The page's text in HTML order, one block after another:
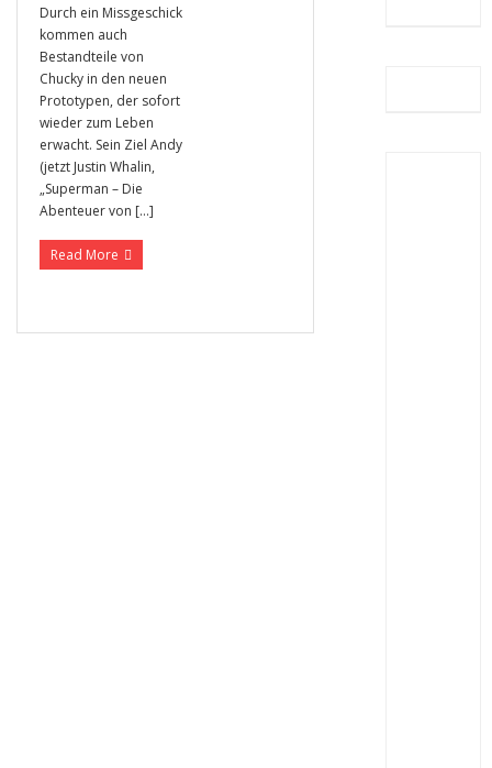
Durch ein Missgeschick
kommen auch
Bestandteile von
Chucky in den neuen
Prototypen, der sofort
wieder zum Leben
erwacht. Sein Ziel Andy
(jetzt Justin Whalin,
„Superman – Die
Abenteuer von […]
Read More